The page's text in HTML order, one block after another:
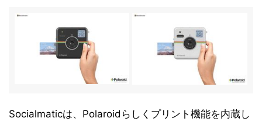
Socialmaticは、Polaroidらしくプリント機能を内蔵し